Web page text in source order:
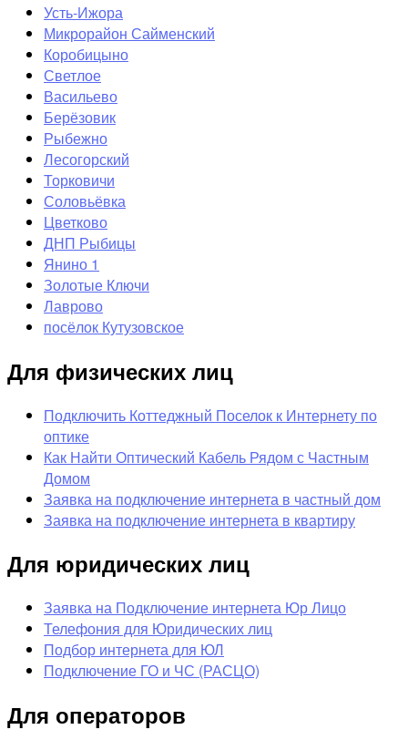
Усть-Ижора
Микрорайон Сайменский
Коробицыно
Светлое
Васильево
Берёзовик
Рыбежно
Лесогорский
Торковичи
Соловьёвка
Цветково
ДНП Рыбицы
Янино 1
Золотые Ключи
Лаврово
посёлок Кутузовское
Для физических лиц
Подключить Коттеджный Поселок к Интернету по
оптике
Как Найти Оптический Кабель Рядом с Частным
Домом
Заявка на подключение интернета в частный дом
Заявка на подключение интернета в квартиру
Для юридических лиц
Заявка на Подключение интернета Юр Лицо
Телефония для Юридических лиц
Подбор интернета для ЮЛ
Подключение ГО и ЧС (РАСЦО)
Для операторов